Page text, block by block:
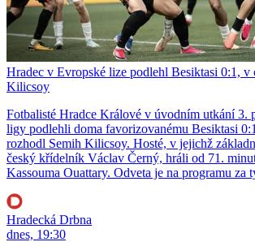
Hradec v Evropské lize podlehl Besiktasi 0:1, v
Kilicsoy
Fotbalisté Hradce Králové v úvodním utkání 3.
ligy podlehli doma favorizovanému Besiktasi
rozhodl Semih Kilicsoy. Hosté, v jejichž
český křídelník Václav Černý, hráli od 71.
Kassouma Ouattary. Odveta je na programu za
Hradecká Drbna
dnes, 19:30